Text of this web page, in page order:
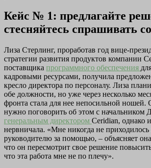
Кейс № 1: предлагайте
стесняйтесь спрашивать
Лиза Стерлинг, проработав год вице-
стратегии развития продуктов компании
поставщика программного обеспечения
кадровыми ресурсами, получила
кресло директора по персоналу. Лиза
обе должности, но уже через несколько
фронта стала для нее непосильной ношей.
нужно поговорить об этом с начальником
генеральным директором Ceridian, однако
нервничала. «Мне никогда не приходилось
руководителю за помощью, – объясняет
что он пересмотрит свое решение
что эта работа мне не по плечу».